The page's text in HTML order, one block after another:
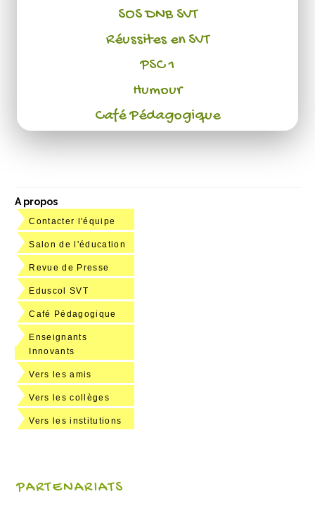
SOS DNB SVT
Réussites en SVT
PSC 1
Humour
Café Pédagogique
A propos
Contacter l'équipe
Salon de l'éducation
Revue de Presse
Eduscol SVT
Café Pédagogique
Enseignants
Innovants
Vers les amis
Vers les collèges
Vers les institutions
PARTENARIATS